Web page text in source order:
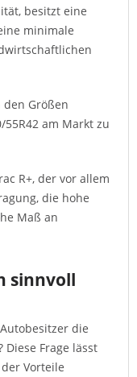
besitzt eine
minimale
Größen
55R42 am Markt zu
R+, der vor allem
die hohe
Maß an
sinnvoll
die
Frage lässt
Vorteile